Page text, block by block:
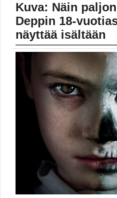
Kuva: Näin
Deppin 18-
näyttää isältään
Johnny Deppin tytär Lily-Rose
harvinaisen kuvan...
Elokuvat